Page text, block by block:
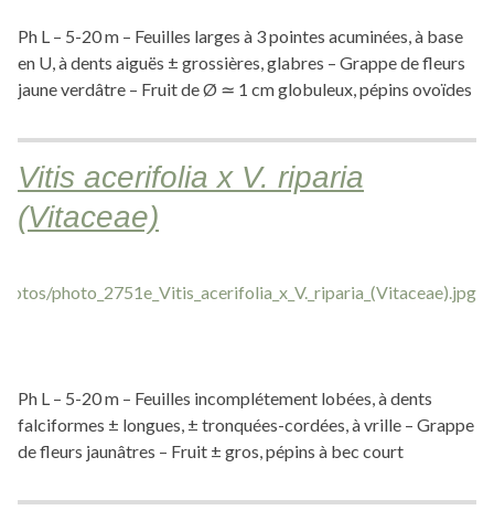
Ph L – 5-20 m – Feuilles larges à 3 pointes acuminées, à base
en U, à dents aiguës ± grossières, glabres – Grappe de fleurs
jaune verdâtre – Fruit de Ø ≃ 1 cm globuleux, pépins ovoïdes
Vitis acerifolia x V. riparia
(Vitaceae)
Ph L – 5-20 m – Feuilles incomplétement lobées, à dents
falciformes ± longues, ± tronquées-cordées, à vrille – Grappe
de fleurs jaunâtres – Fruit ± gros, pépins à bec court